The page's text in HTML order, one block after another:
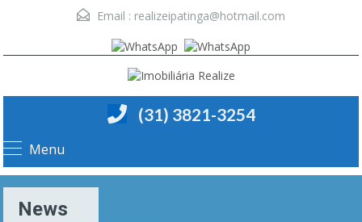
Email : realizeipatinga@hotmail.com
(31) 3821-3254
Menu
News